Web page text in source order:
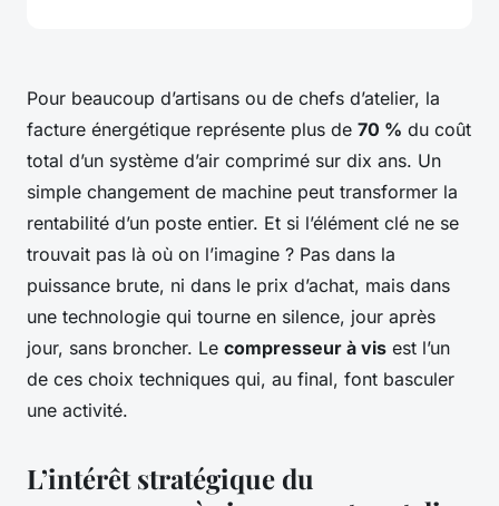
Pour beaucoup d’artisans ou de chefs d’atelier, la
facture énergétique représente plus de 70 % du coût
total d’un système d’air comprimé sur dix ans. Un
simple changement de machine peut transformer la
rentabilité d’un poste entier. Et si l’élément clé ne se
trouvait pas là où on l’imagine ? Pas dans la
puissance brute, ni dans le prix d’achat, mais dans
une technologie qui tourne en silence, jour après
jour, sans broncher. Le compresseur à vis est l’un
de ces choix techniques qui, au final, font basculer
une activité.
L’intérêt stratégique du